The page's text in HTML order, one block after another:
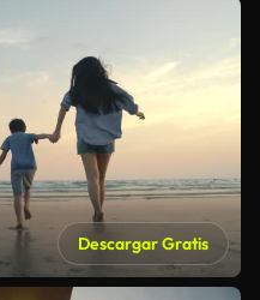
Descargar Gratis